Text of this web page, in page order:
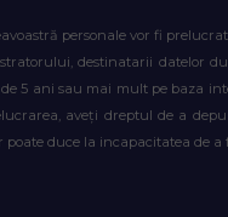
personale vor fi
destinatarii datelor
5 ani sau mai mult pe baza
aveți dreptul de a
duce la incapacitatea de